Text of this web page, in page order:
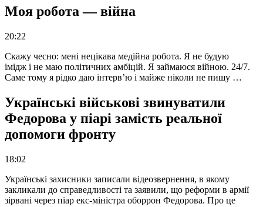
Моя робота — війна
20:22
Скажу чесно: мені нецікава медійна робота. Я не будую
імідж і не маю політичних амбіцій. Я займаюся війною. 24/7.
Саме тому я рідко даю інтерв’ю і майже ніколи не пишу …
Українські військові звинуватили
Федорова у піарі замість реальної
допомоги фронту
18:02
Українські захисники записали відеозвернення, в якому
закликали до справедливості та заявили, що реформи в армії
зірвані через піар екс-міністра оборрон Федорова. Про це